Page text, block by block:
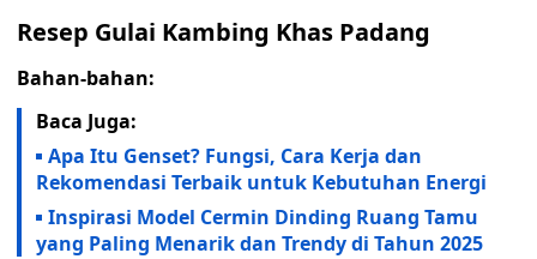
Resep Gulai Kambing Khas Padang
Bahan-bahan:
Baca Juga:
Apa Itu Genset? Fungsi, Cara Kerja dan
Rekomendasi Terbaik untuk Kebutuhan Energi
Inspirasi Model Cermin Dinding Ruang Tamu
yang Paling Menarik dan Trendy di Tahun 2025